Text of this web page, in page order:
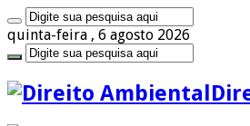
quinta-feira , 6 agosto 2026